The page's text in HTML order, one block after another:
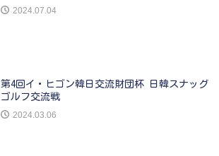
2024.07.04
第4回イ・ヒゴン韓日交流財団杯 日韓スナッグ
ゴルフ交流戦
2024.03.06